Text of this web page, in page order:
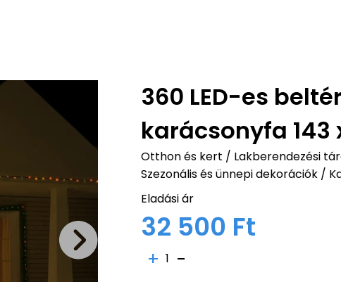
360 LED-es
karácsonyfa 143
Otthon és kert / Lakberendezési
Szezonális és ünnepi dekorációk/
Eladási ár
32 500 Ft
1